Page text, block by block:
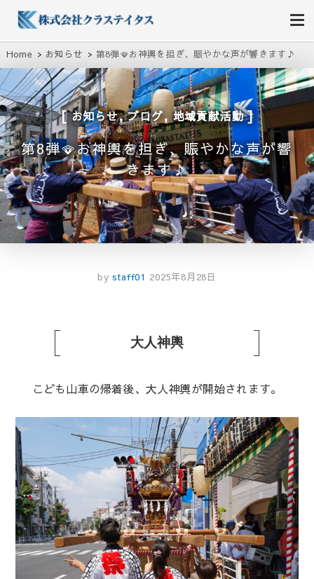
株式会社クラステイタス
地域のコミュニティーを大切にする企業
Home お知らせ 第8弾🪭お神輿を担ぎ、賑やかな声が響きます♪
お知らせ,ブログ,地域貢献活動
第8弾🪭お神輿を担ぎ、賑やかな声が響
きます♪
by staff01 2025年8月28日
大人神輿
こども山車の帰着後、大人神輿が開始されます。